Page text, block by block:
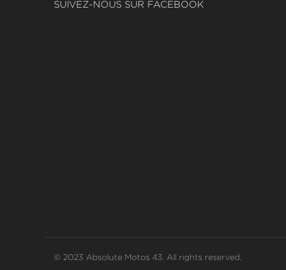
SUIVEZ-NOUS SUR FACEBOOK
© 2023 Absolute Motos 43. All rights reserved.